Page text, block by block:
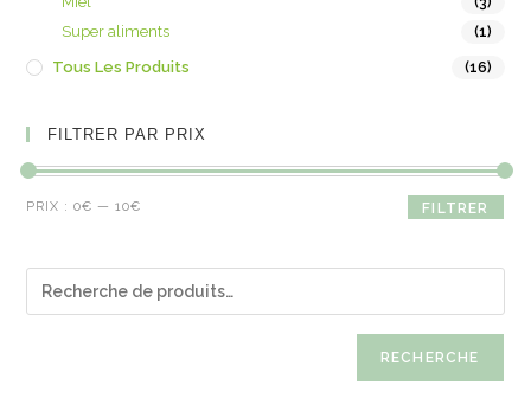
Super aliments (1)
Tous Les Produits (16)
FILTRER PAR PRIX
FILTRER
PRIX :0€ —10€
RECHERCHE